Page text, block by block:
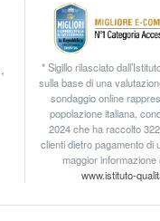
* Sigillo rilasciato
sulla base di una
sondaggio online
popolazione italiana,
2024 che ha raccolto
clienti dietro pagamento di
maggior
www.istituto-